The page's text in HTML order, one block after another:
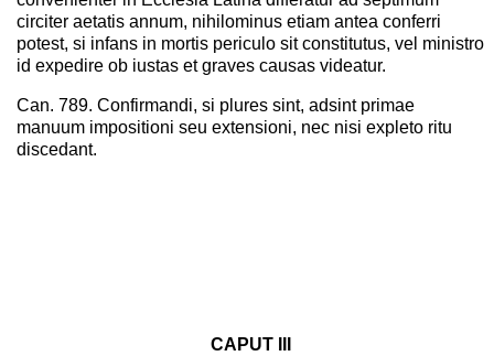
circiter aetatis annum, nihilominus etiam antea conferri
potest, si infans in mortis periculo sit constitutus, vel ministro
id expedire ob iustas et graves causas videatur.
Can. 789. Confirmandi, si plures sint, adsint primae
manuum impositioni seu extensioni, nec nisi expleto ritu
discedant.
CAPUT III